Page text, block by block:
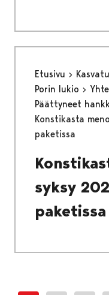
Etusivu
Porin lukio
Päättyneet
Konstikasta
paketissa
syksy
paketissa